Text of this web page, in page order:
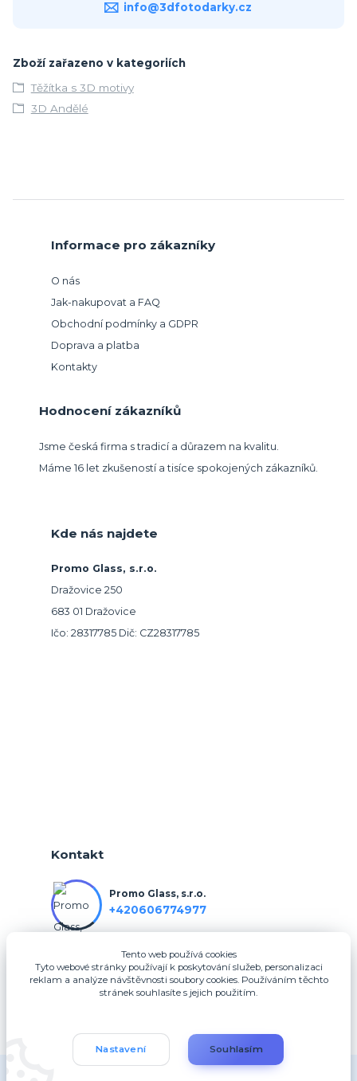
info@3dfotodarky.cz
Zboží zařazeno v kategoriích
Těžítka s 3D motivy
3D Andělé
Informace pro zákazníky
O nás
Jak-nakupovat a FAQ
Obchodní podmínky a GDPR
Doprava a platba
Kontakty
Hodnocení zákazníků
Jsme česká firma s tradicí a důrazem na kvalitu.
Máme 16 let zkušeností a tisíce spokojených zákazníků.
Kde nás najdete
Promo Glass, s.r.o.
Dražovice 250
683 01 Dražovice
Ičo: 28317785 Dič: CZ28317785
Kontakt
Promo Glass, s.r.o.
+420606774977
info@3dfotodarky.cz
Tento web používá cookies
Tyto webové stránky používají k poskytování služeb, personalizaci
reklam a analýze návštěvnosti soubory cookies. Používáním těchto
stránek souhlasíte s jejich použitím.
Nastavení Souhlasím